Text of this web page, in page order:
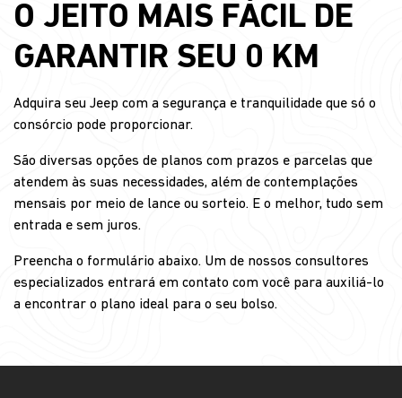
O JEITO MAIS FÁCIL DE
GARANTIR SEU 0 KM
Adquira seu Jeep com a segurança e tranquilidade que só o
consórcio pode proporcionar.
São diversas opções de planos com prazos e parcelas que
atendem às suas necessidades, além de contemplações
mensais por meio de lance ou sorteio. E o melhor, tudo sem
entrada e sem juros.
Preencha o formulário abaixo. Um de nossos consultores
especializados entrará em contato com você para auxiliá-lo
a encontrar o plano ideal para o seu bolso.